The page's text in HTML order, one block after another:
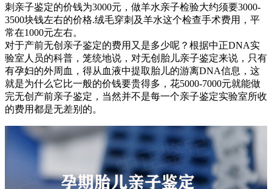
刺亲子鉴定的价钱为3000元，做羊水亲子检验大约须要3000-
3500块钱左右的价格.绒毛穿刺及羊水这个检查手术费用，平
常在1000元左右。
对于产前无创亲子鉴定的费用又是多少呢？根据中正DNA实
验室人员的科普，笼统地说，对无创胎儿亲子鉴定来说，只有
有孕妇的外周血，得从血液中提取胎儿的游离DNA信息，这
就是为什么它比一般的价钱要贵得多，花5000-7000元就能做
完无创产前亲子鉴定，当然并不是每一个亲子鉴定实验室所收
的费用都是无差别的。